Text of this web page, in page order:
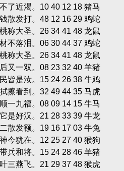
了近渴。10 40 12 18 猪马
散发打。48 12 16 29 鸡蛇
称大圣。26 34 41 48 龙鼠
不落泪。06 30 44 37 鸡蛇
称大圣。26 34 41 48 龙鼠
又一双。08 23 32 40 羊猪
皆是汝。15 24 26 38 牛鸡
擦看到。32 49 44 35 马虎
一九福。08 09 14 15 牛马
是好汉。21 28 33 39 牛龙
散发额。19 16 17 03 牛兔
今犹在。12 25 27 40 猴狗
兵和将。15 24 28 46 羊猪
三燕飞。21 29 37 48 猴虎